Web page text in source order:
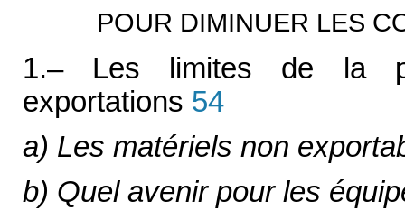
POUR DIMINUER LES
1.– Les limites de la
exportations 54
a) Les matériels non
b) Quel avenir pour les